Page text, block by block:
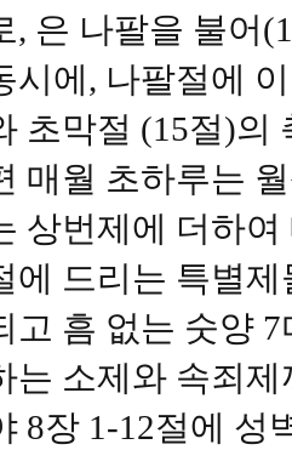
, 은 나팔을 불어
시에, 나팔절에
초막절 (15절)의
매월 초하루는
상번제에 더하
에 드리는 특별
고 흠 없는 숫양
는 소제와 속죄
8장 1-12절에 성